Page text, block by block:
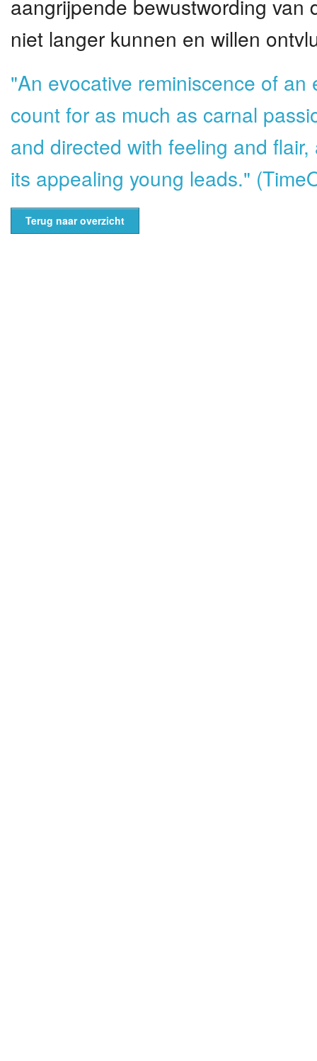
aangrijpende bewustwording
niet langer kunnen en willen
"An evocative reminiscence of
count for as much as carnal
and directed with feeling and
its appealing young leads."
Terug naar overzicht